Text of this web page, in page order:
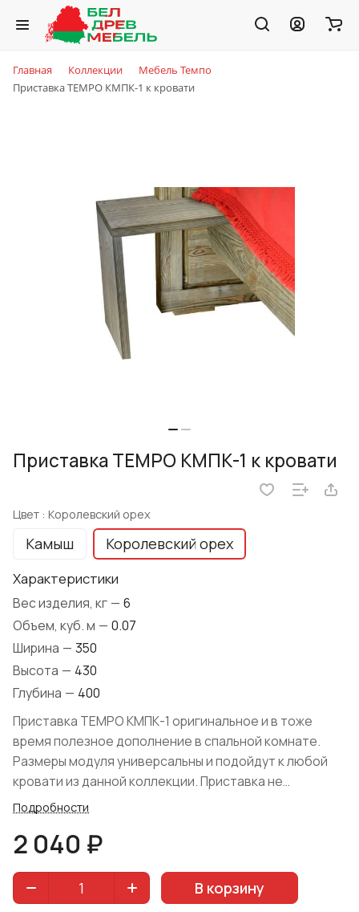
Главная Коллекции
Мебель Темпо
Приставка TEMPO КМПК-1 к кровати
Приставка TEMPO КМПК-1 к кровати
Цвет : Королевский орех
Камыш Королевский орех
Характеристики
Вес изделия, кг — 6
Объем, куб. м — 0.07
Ширина — 350
Высота — 430
Глубина — 400
Приставка TEMPO КМПК-1 оригинальное и в тоже
время полезное дополнение в спальной комнате.
Размеры модуля универсальны и подойдут к любой
кровати из данной коллекции. Приставка не
привлекает к себе излишнее внимание, не занимает
расположить ночник и любимую книгу. Фабрика- Арка.
защитным лаком. Цвет крашения: "Камыш" либо
"Королевский орех".
Подробности
2 040 ₽
В корзину